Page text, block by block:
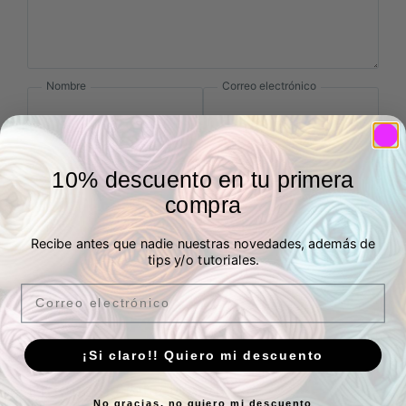
Nombre Correo electrónico
Añade fotos o vídeos a tu
reseña
Enviar
Productos relacionados
10% descuento en tu primera
compra
Recibe antes que nadie nuestras novedades, además de
tips y/o tutoriales.
Email
¡Si claro!! Quiero mi descuento
No gracias, no quiero mi descuento